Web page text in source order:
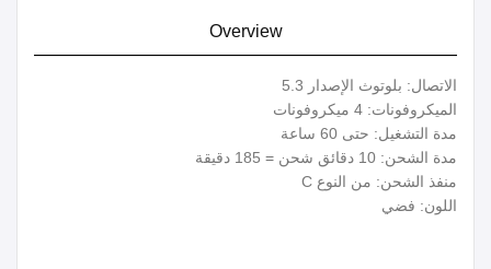
Overview
الاتصال: بلوتوث الإصدار 5.3
الميكروفونات: 4 ميكروفونات
مدة التشغيل: حتى 60 ساعة
مدة الشحن: 10 دقائق شحن = 185 دقيقة
منفذ الشحن: من النوع C
اللون: فضي